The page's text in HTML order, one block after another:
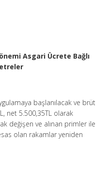
Asgari Ücrete Bağlı
başlanılacak ve brüt
net 5.500,35TL olarak
değişen ve alınan primler ile
olan rakamlar yeniden